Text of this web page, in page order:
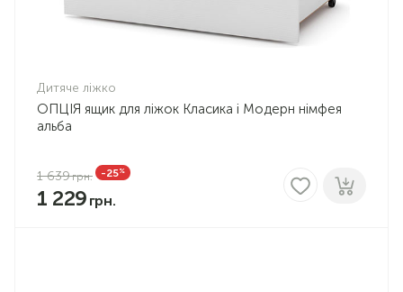
Дитяче ліжко
ОПЦІЯ ящик для ліжок Класика і Модерн німфея
альба
1 639 -25%
1 229